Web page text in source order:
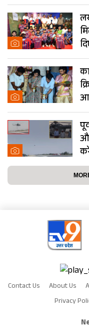
Contact Us About Us
Privacy